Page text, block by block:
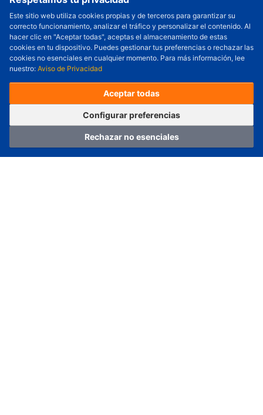
Este sitio web utiliza cookies propias y de terceros para garantizar su
correcto funcionamiento, analizar el tráfico y personalizar el contenido. Al
hacer clic en "Aceptar todas", aceptas el almacenamiento de estas
cookies en tu dispositivo. Puedes gestionar tus preferencias o rechazar las
cookies no esenciales en cualquier momento. Para más información, lee
nuestro: Aviso de Privacidad
Aceptar todas
Configurar preferencias
Rechazar no esenciales
Cantidad a Ordenar - +
Revisar precio y fecha de envío
Precio unitario (USD) :---
(con IVA (USD)) :--- (con IVA (USD)) :---
---
Pedir ahora
Agregar al carrito